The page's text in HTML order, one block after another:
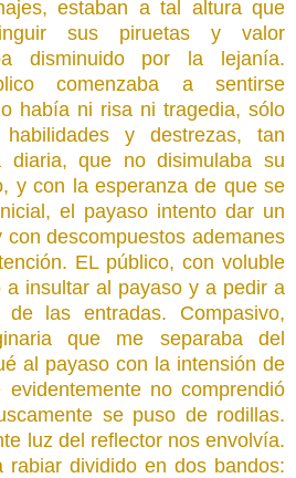
estaban a tal altura que
sus piruetas y valor
disminuido por la lejanía.
comenzaba a sentirse
había ni risa ni tragedia, sólo
y destrezas, tan
que no disimulaba su
y con la esperanza de que se
el payaso intento dar un
con descompuestos ademanes
EL público, con voluble
a insultar al payaso y a pedir a
las entradas. Compasivo,
que me separaba del
al payaso con la intensión de
no comprendió
se puso de rodillas.
luz del reflector nos envolvía.
rabiar dividido en dos bandos: